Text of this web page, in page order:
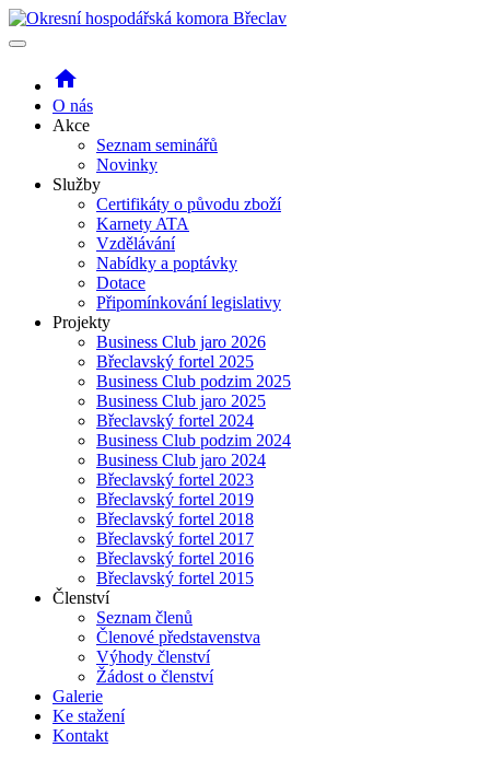
home
O nás
Akce
Seznam seminářů
Novinky
Služby
Certifikáty o původu zboží
Karnety ATA
Vzdělávání
Nabídky a poptávky
Dotace
Připomínkování legislativy
Projekty
Business Club jaro 2026
Břeclavský fortel 2025
Business Club podzim 2025
Business Club jaro 2025
Břeclavský fortel 2024
Business Club podzim 2024
Business Club jaro 2024
Břeclavský fortel 2023
Břeclavský fortel 2019
Břeclavský fortel 2018
Břeclavský fortel 2017
Břeclavský fortel 2016
Břeclavský fortel 2015
Členství
Seznam členů
Členové představenstva
Výhody členství
Žádost o členství
Galerie
Ke stažení
Kontakt